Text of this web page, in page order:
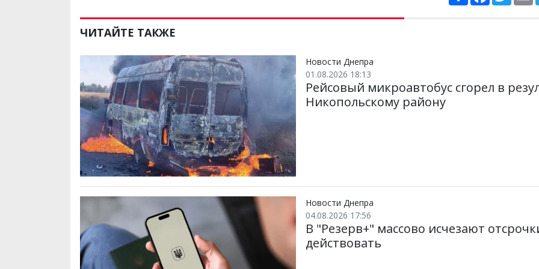
ш c a
ЧИТАЙТЕ ТАКЖЕ
Новости Днепра
01.08.2026 18:13
Рейсовый микроавтобус сгорел в
Никопольскому району
Новости Днепра
04.08.2026 17:56
В "Резерв+" массово исчезают
действовать